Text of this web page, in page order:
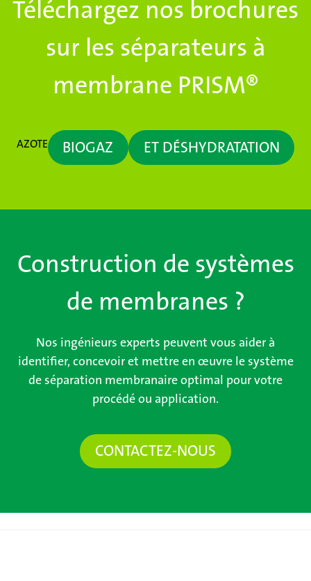
Téléchargez nos brochures
sur les séparateurs à
membrane PRISM®
AZOTE BIOGAZ ET DÉSHYDRATATION
Construction de systèmes
de membranes ?
Nos ingénieurs experts peuvent vous aider à
identifier, concevoir et mettre en œuvre le système
de séparation membranaire optimal pour votre
procédé ou application.
CONTACTEZ-NOUS